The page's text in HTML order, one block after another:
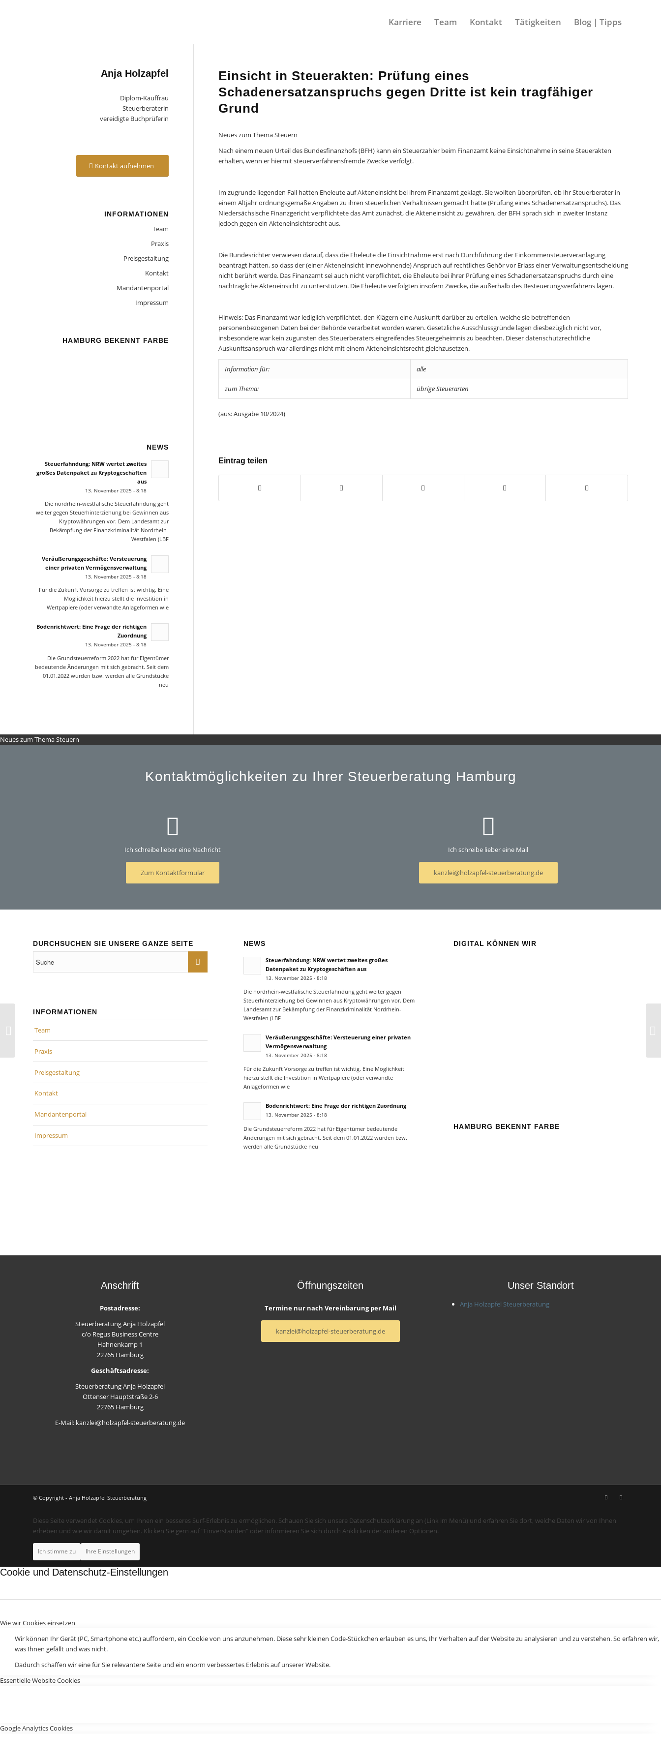
Karriere Team Kontakt Tätigkeiten Blog | Tipps
Einsicht in Steuerakten: Prüfung eines
Schadenersatzanspruchs gegen Dritte ist kein tragfähiger
Grund
Neues zum Thema Steuern
Nach einem neuen Urteil des Bundesfinanzhofs (BFH) kann ein Steuerzahler beim Finanzamt keine Einsichtnahme in seine Steuerakten
erhalten, wenn er hiermit steuerverfahrensfremde Zwecke verfolgt.
Im zugrunde liegenden Fall hatten Eheleute auf Akteneinsicht bei ihrem Finanzamt geklagt. Sie wollten überprüfen, ob ihr Steuerberater in
einem Altjahr ordnungsgemäße Angaben zu ihren steuerlichen Verhältnissen gemacht hatte (Prüfung eines Schadenersatzanspruchs). Das
Niedersächsische Finanzgericht verpflichtete das Amt zunächst, die Akteneinsicht zu gewähren, der BFH sprach sich in zweiter Instanz
jedoch gegen ein Akteneinsichtsrecht aus.
Die Bundesrichter verwiesen darauf, dass die Eheleute die Einsichtnahme erst nach Durchführung der Einkommensteuerveranlagung
beantragt hätten, so dass der (einer Akteneinsicht innewohnende) Anspruch auf rechtliches Gehör vor Erlass einer Verwaltungsentscheidung
nicht berührt werde. Das Finanzamt sei auch nicht verpflichtet, die Eheleute bei ihrer Prüfung eines Schadenersatzanspruchs durch eine
nachträgliche Akteneinsicht zu unterstützen. Die Eheleute verfolgten insofern Zwecke, die außerhalb des Besteuerungsverfahrens lägen.
Hinweis: Das Finanzamt war lediglich verpflichtet, den Klägern eine Auskunft darüber zu erteilen, welche sie betreffenden
personenbezogenen Daten bei der Behörde verarbeitet worden waren. Gesetzliche Ausschlussgründe lagen diesbezüglich nicht vor,
insbesondere war kein zugunsten des Steuerberaters eingreifendes Steuergeheimnis zu beachten. Dieser datenschutzrechtliche
Auskunftsanspruch war allerdings nicht mit einem Akteneinsichtsrecht gleichzusetzen.
Information für: alle
zum Thema: übrige Steuerarten
(aus: Ausgabe 10/2024)
Eintrag teilen
Anja Holzapfel
Diplom-Kauffrau
Steuerberaterin
vereidigte Buchprüferin
Kontakt aufnehmen
INFORMATIONEN
Team
Praxis
Preisgestaltung
Kontakt
Mandantenportal
Impressum
HAMBURG BEKENNT FARBE
NEWS
Steuerfahndung: NRW wertet zweites
großes Datenpaket zu Kryptogeschäften
aus
13. November 2025 - 8:18
Die nordrhein-westfälische Steuerfahndung geht
weiter gegen Steuerhinterziehung bei Gewinnen aus
Kryptowährungen vor. Dem Landesamt zur
Bekämpfung der Finanzkriminalität Nordrhein-
Westfalen (LBF
Veräußerungsgeschäfte: Versteuerung
einer privaten Vermögensverwaltung
13. November 2025 - 8:18
Für die Zukunft Vorsorge zu treffen ist wichtig. Eine
Möglichkeit hierzu stellt die Investition in
Wertpapiere (oder verwandte Anlageformen wie
Bodenrichtwert: Eine Frage der richtigen
Zuordnung
13. November 2025 - 8:18
Die Grundsteuerreform 2022 hat für Eigentümer
bedeutende Änderungen mit sich gebracht. Seit dem
01.01.2022 wurden bzw. werden alle Grundstücke
neu
Neues zum Thema Steuern
Kontaktmöglichkeiten zu Ihrer Steuerberatung Hamburg
Ich schreibe lieber eine Nachricht
Zum Kontaktformular
Ich schreibe lieber eine Mail
kanzlei@holzapfel-steuerberatung.de
DURCHSUCHEN SIE UNSERE GANZE SEITE
INFORMATIONEN
Team
Praxis
Preisgestaltung
Kontakt
Mandantenportal
Impressum
NEWS
Steuerfahndung: NRW wertet zweites großes
Datenpaket zu Kryptogeschäften aus
13. November 2025 - 8:18
Die nordrhein-westfälische Steuerfahndung geht weiter gegen
Steuerhinterziehung bei Gewinnen aus Kryptowährungen vor. Dem
Landesamt zur Bekämpfung der Finanzkriminalität Nordrhein-
Westfalen (LBF
Veräußerungsgeschäfte: Versteuerung einer privaten
Vermögensverwaltung
13. November 2025 - 8:18
Für die Zukunft Vorsorge zu treffen ist wichtig. Eine Möglichkeit
hierzu stellt die Investition in Wertpapiere (oder verwandte
Anlageformen wie
Bodenrichtwert: Eine Frage der richtigen Zuordnung
13. November 2025 - 8:18
Die Grundsteuerreform 2022 hat für Eigentümer bedeutende
Änderungen mit sich gebracht. Seit dem 01.01.2022 wurden bzw.
werden alle Grundstücke neu
DIGITAL KÖNNEN WIR
HAMBURG BEKENNT FARBE
Anschrift
Postadresse:
Steuerberatung Anja Holzapfel
c/o Regus Business Centre
Hahnenkamp 1
22765 Hamburg
Geschäftsadresse:
Steuerberatung Anja Holzapfel
Ottenser Hauptstraße 2-6
22765 Hamburg
E-Mail: kanzlei@holzapfel-steuerberatung.de
Öffnungszeiten
Termine nur nach Vereinbarung per Mail
kanzlei@holzapfel-steuerberatung.de
Unser Standort
Anja Holzapfel Steuerberatung
© Copyright - Anja Holzapfel Steuerberatung
Balkonkraftwerke: Mini-
Photovoltaikanlagen lassen sich
steuerfrei betreiben
Diese Seite verwendet Cookies, um Ihnen ein besseres Surf-Erlebnis zu ermöglichen. Schauen Sie sich unsere Datenschutzerklärung an (Link im Menü) und erfahren Sie dort, welche Daten wir von Ihnen
erheben und wie wir damit umgehen. Klicken Sie gern auf "Einverstanden" oder informieren Sie sich durch Anklicken der anderen Optionen.
Ich stimme zu Ihre Einstellungen
Cookie und Datenschutz-Einstellungen
Wie wir Cookies einsetzen
Wir können Ihr Gerät (PC, Smartphone etc.) auffordern, ein Cookie von uns anzunehmen. Diese sehr kleinen Code-Stückchen erlauben es uns, Ihr Verhalten auf der Website zu analysieren und zu verstehen. So erfahren wir,
was Ihnen gefällt und was nicht.
Dadurch schaffen wir eine für Sie relevantere Seite und ein enorm verbessertes Erlebnis auf unserer Website.
Essentielle Website Cookies
Google Analytics Cookies